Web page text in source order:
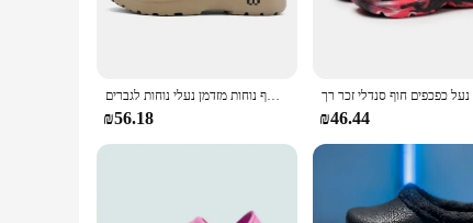
נעלי גברים חדשות נעלי בית גן נעלי שף עמיד למים נעלי שף נוחות מזדמן נעלי נוחות לגברים
₪56.18 ₪46.44